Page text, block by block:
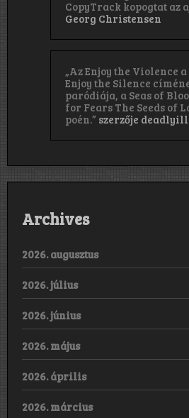
CopyTrack kopogtat az
Georg Christensen
„Az Enjoy the Violence
Enjoy the Silence
paródiája, a Seas of
for Fears The Seeds of
poén.” szerzője
Archives
2026. augusztus
2026. július
2026. június
2026. május
2026. április
2026. március